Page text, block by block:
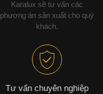
Karalux sẽ tư vấn các
phương án sản xuất cho quý
khách.
Tư vấn chuyên nghiệp